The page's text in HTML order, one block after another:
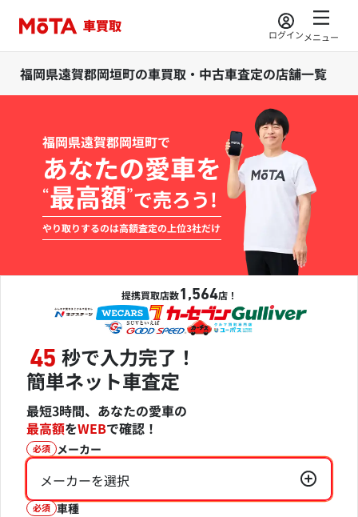
ログインメニュー
福岡県遠賀郡岡垣町の車買取・中古車査定の店舗一覧
福岡県遠賀郡岡垣町で
あなたの愛車を
“最高額”で売ろう!
やり取りするのは高額査定の上位3社だけ
提携買取店数1,564店！
45 秒で入力完了！
簡単ネット車査定
最短3時間、あなたの愛車の
最高額をWEBで確認！
必須 メーカー
メーカーを選択
必須 車種